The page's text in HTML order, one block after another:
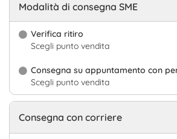
Modalità di consegna SME
Verifica ritiro
Scegli punto vendita
Consegna su appuntamento con
Scegli punto vendita
Consegna con corriere